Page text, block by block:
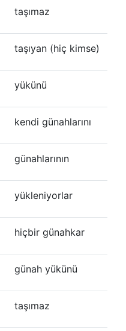
taşımaz
taşıyan (hiç kimse)
yükünü
kendi günahlarını
günahlarının
yükleniyorlar
hiçbir günahkar
günah yükünü
taşımaz